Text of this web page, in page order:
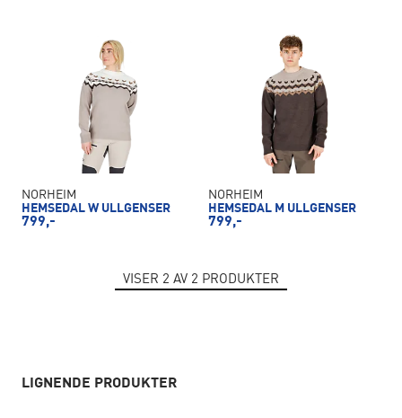
NORHEIM
HEMSEDAL W ULLGENSER
799,-
NORHEIM
HEMSEDAL M ULLGENSER
799,-
VISER 2 AV 2 PRODUKTER
LIGNENDE PRODUKTER